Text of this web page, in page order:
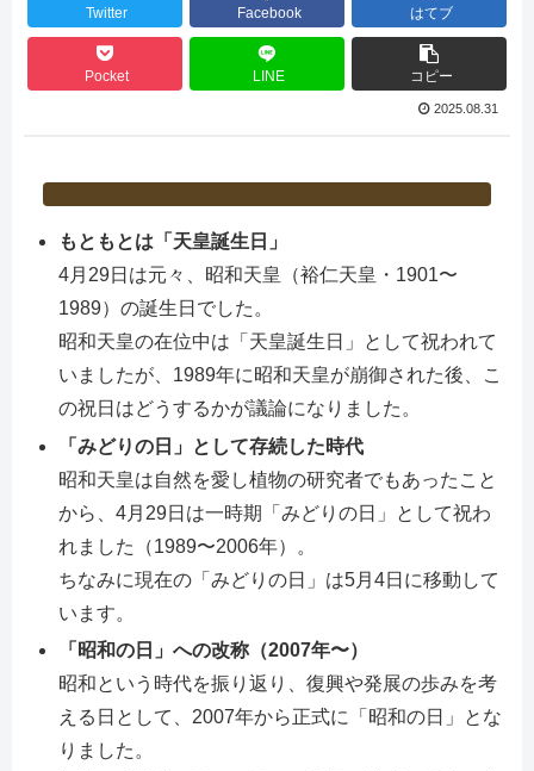
Twitter Facebook はてブ
Pocket LINE コピー
2025.08.31
もともとは「天皇誕生日」
4月29日は元々、昭和天皇（裕仁天皇・1901〜
1989）の誕生日でした。
昭和天皇の在位中は「天皇誕生日」として祝われて
いましたが、1989年に昭和天皇が崩御された後、こ
の祝日はどうするかが議論になりました。
「みどりの日」として存続した時代
昭和天皇は自然を愛し植物の研究者でもあったこと
から、4月29日は一時期「みどりの日」として祝わ
れました（1989〜2006年）。
ちなみに現在の「みどりの日」は5月4日に移動して
います。
「昭和の日」への改称（2007年〜）
昭和という時代を振り返り、復興や発展の歩みを考
える日として、2007年から正式に「昭和の日」とな
りました。